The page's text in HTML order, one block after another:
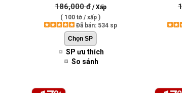
186,000 đ/ Xấp
( 100 tờ / xấp )
Đã bán: 534 sp
SP ưu thích
So sánh